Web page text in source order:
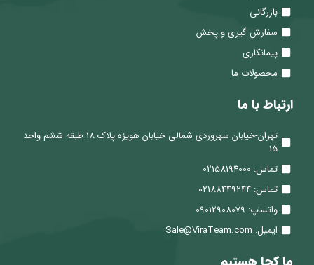
بازرگانی
سفارش گیری و پخش
پیمانکاری
محصولات ما
ارتباط با ما
تهران-خیابان سهروردی شمالی خیابان هویزه پلاک 18 طبقه ششم واحد
15
تماس: 02158194000
تماس: 02188449244
واتساپ: 09012908079
ایمیل: Sale@ViraTeam.com